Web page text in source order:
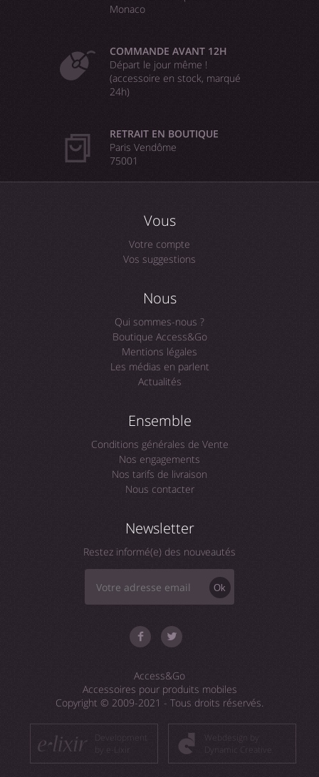
Monaco
COMMANDE AVANT 12H
Départ le jour même !
(accessoire en stock, marqué
24h)
RETRAIT EN BOUTIQUE
Paris Vendôme
75001
Vous
Votre compte
Vos suggestions
Nous
Qui sommes-nous ?
Boutique Access&Go
Mentions légales
Les médias en parlent
Actualités
Ensemble
Conditions générales de Vente
Nos engagements
Nos tarifs de livraison
Nous contacter
Newsletter
Restez informé(e) des nouveautés
Ok
Access&Go
Accessoires pour produits mobiles
Copyright © 2009-2021 - Tous droits réservés.
Development
Webdesign by
Dynamic Creative